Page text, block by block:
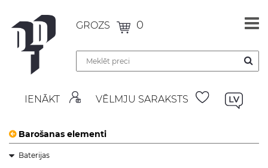
GROZS 0
IENĀKT VĒLMJU SARAKSTS
Barošanas elementi
Baterijas